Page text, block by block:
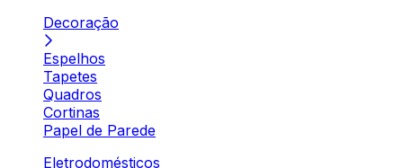
Decoração
Espelhos
Tapetes
Quadros
Cortinas
Papel de Parede
Eletrodomésticos